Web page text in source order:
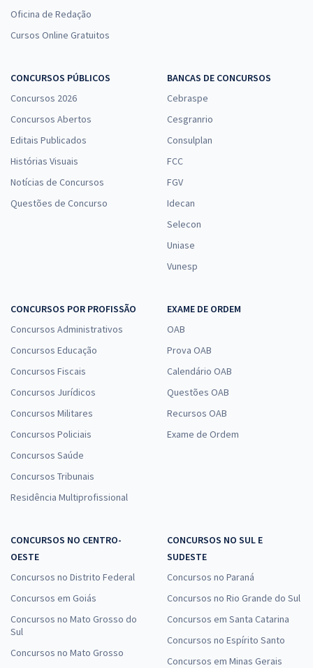
Oficina de Redação
Cursos Online Gratuitos
CONCURSOS PÚBLICOS
Concursos 2026
Concursos Abertos
Editais Publicados
Histórias Visuais
Notícias de Concursos
Questões de Concurso
BANCAS DE CONCURSOS
Cebraspe
Cesgranrio
Consulplan
FCC
FGV
Idecan
Selecon
Uniase
Vunesp
CONCURSOS POR PROFISSÃO
Concursos Administrativos
Concursos Educação
Concursos Fiscais
Concursos Jurídicos
Concursos Militares
Concursos Policiais
Concursos Saúde
Concursos Tribunais
Residência Multiprofissional
EXAME DE ORDEM
OAB
Prova OAB
Calendário OAB
Questões OAB
Recursos OAB
Exame de Ordem
CONCURSOS NO CENTRO-
OESTE
Concursos no Distrito Federal
Concursos em Goiás
Concursos no Mato Grosso do
Sul
Concursos no Mato Grosso
CONCURSOS NO SUL E
SUDESTE
Concursos no Paraná
Concursos no Rio Grande do Sul
Concursos em Santa Catarina
Concursos no Espírito Santo
Concursos em Minas Gerais